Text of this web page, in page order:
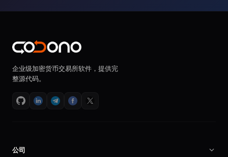
企业级加密货币交易所软件，提供完
整源代码。
公司